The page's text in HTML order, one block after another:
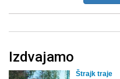
Izdvajamo
Štrajk traje